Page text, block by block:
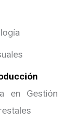
en Gestión